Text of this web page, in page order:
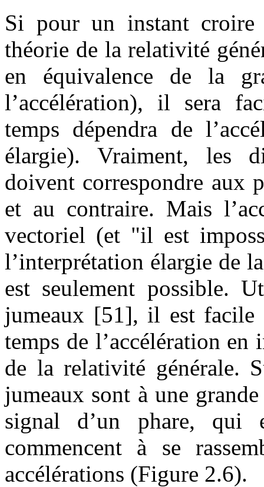
Si pour un instant croire
théorie de la relativité
en équivalence de la
l’accélération), il sera
temps dépendra de
élargie). Vraiment, les
doivent correspondre aux
et au contraire. Mais
vectoriel (et "il est
l’interprétation élargie de
est seulement possible.
jumeaux [51], il est facile
temps de l’accélération
de la relativité générale.
jumeaux sont à une
signal d’un phare, qui
commencent à se
accélérations (Figure 2.6).